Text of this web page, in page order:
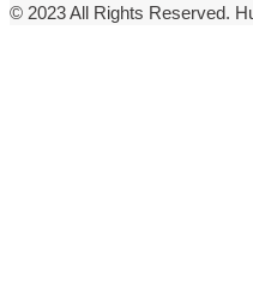
© 2023 All Rights Reserved.